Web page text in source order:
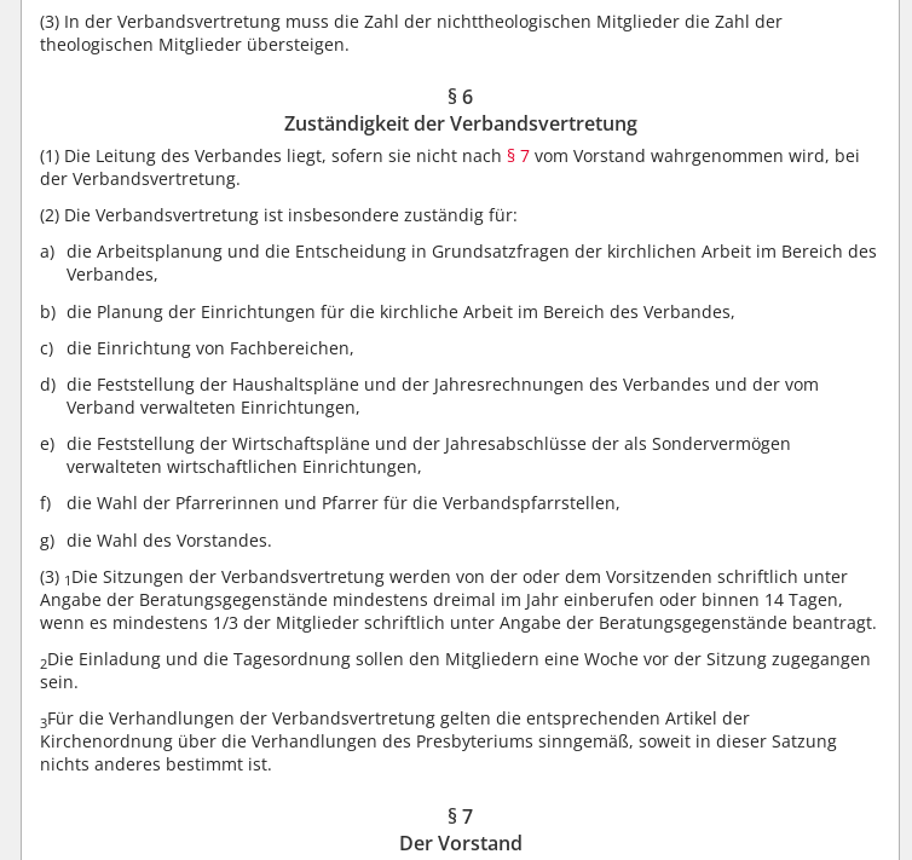
(3) In der Verbandsvertretung muss die Zahl der nichttheologischen Mitglieder die Zahl der
theologischen Mitglieder übersteigen.
§ 6
Zuständigkeit der Verbandsvertretung
(1) Die Leitung des Verbandes liegt, sofern sie nicht nach § 7 vom Vorstand wahrgenommen wird, bei
der Verbandsvertretung.
(2) Die Verbandsvertretung ist insbesondere zuständig für:
die Arbeitsplanung und die Entscheidung in Grundsatzfragen der kirchlichen Arbeit im Bereich des
Verbandes,
die Planung der Einrichtungen für die kirchliche Arbeit im Bereich des Verbandes,
die Einrichtung von Fachbereichen,
die Feststellung der Haushaltspläne und der Jahresrechnungen des Verbandes und der vom
Verband verwalteten Einrichtungen,
die Feststellung der Wirtschaftspläne und der Jahresabschlüsse der als Sondervermögen
verwalteten wirtschaftlichen Einrichtungen,
die Wahl der Pfarrerinnen und Pfarrer für die Verbandspfarrstellen,
die Wahl des Vorstandes.
(3) 1 Die Sitzungen der Verbandsvertretung werden von der oder dem Vorsitzenden schriftlich unter
Angabe der Beratungsgegenstände mindestens dreimal im Jahr einberufen oder binnen 14 Tagen,
wenn es mindestens 1/3 der Mitglieder schriftlich unter Angabe der Beratungsgegenstände beantragt.
2Die Einladung und die Tagesordnung sollen den Mitgliedern eine Woche vor der Sitzung zugegangen
sein.
3Für die Verhandlungen der Verbandsvertretung gelten die entsprechenden Artikel der
Kirchenordnung über die Verhandlungen des Presbyteriums sinngemäß, soweit in dieser Satzung
nichts anderes bestimmt ist.
§ 7
Der Vorstand